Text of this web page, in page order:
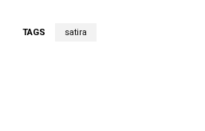
TAGS satira